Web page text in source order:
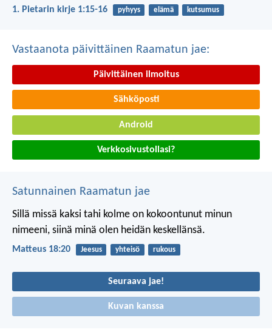
1. Pietarin kirje 1:15-16 pyhyys elämä kutsumus
Vastaanota päivittäinen Raamatun jae:
Päivittäinen ilmoitus
Sähköposti
Android
Verkkosivustollasi?
Satunnainen Raamatun jae
Sillä missä kaksi tahi kolme on kokoontunut minun
nimeeni, siinä minä olen heidän keskellänsä.
Matteus 18:20 Jeesus yhteisö rukous
Seuraava jae!
Kuvan kanssa